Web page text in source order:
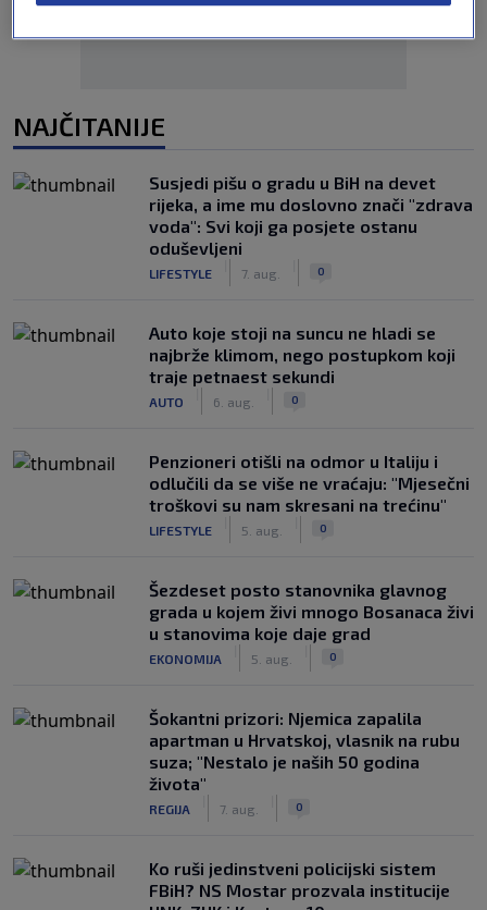
NAJČITANIJE
Susjedi pišu o gradu u BiH na devet
rijeka, a ime mu doslovno znači "zdrava
voda": Svi koji ga posjete ostanu
oduševljeni
LIFESTYLE 7. aug. 0
Auto koje stoji na suncu ne hladi se
najbrže klimom, nego postupkom koji
traje petnaest sekundi
AUTO 6. aug. 0
Penzioneri otišli na odmor u Italiju i
odlučili da se više ne vraćaju: "Mjesečni
troškovi su nam skresani na trećinu"
LIFESTYLE 5. aug. 0
Šezdeset posto stanovnika glavnog
grada u kojem živi mnogo Bosanaca živi
u stanovima koje daje grad
EKONOMIJA 5. aug. 0
Šokantni prizori: Njemica zapalila
apartman u Hrvatskoj, vlasnik na rubu
suza; "Nestalo je naših 50 godina
života"
REGIJA 7. aug. 0
Ko ruši jedinstveni policijski sistem
FBiH? NS Mostar prozvala institucije